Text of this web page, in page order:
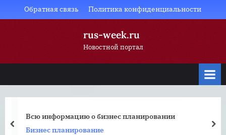
to
Обратная связь Политика конфиденциальности
rus-week.ru
Новостной портал
Всю информацию о бизнес планировании
Бизнес планирование
prev